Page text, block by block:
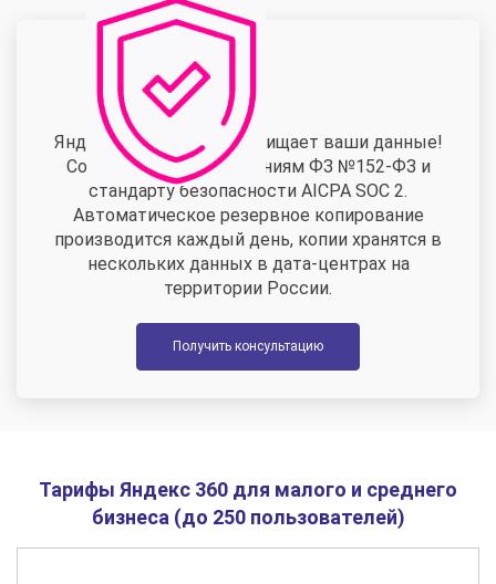
Яндекс 360 надежно защищает ваши данные!
Соответствие требованиям ФЗ №152-ФЗ и
стандарту безопасности AICPA SOC 2.
Автоматическое резервное копирование
производится каждый день, копии хранятся в
нескольких данных в дата-центрах на
территории России.
Получить консультацию
Тарифы Яндекс 360 для малого и среднего
бизнеса (до 250 пользователей)